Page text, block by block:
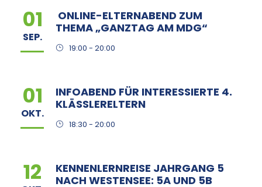
01
SEP.
ONLINE-ELTERNABEND ZUM
THEMA „GANZTAG AM MDG“
19:00 - 20:00
01
OKT.
INFOABEND FÜR INTERESSIERTE 4.
KLÄSSLERELTERN
18:30 - 20:00
12
KENNENLERNREISE JAHRGANG 5
NACH WESTENSEE: 5A UND 5B